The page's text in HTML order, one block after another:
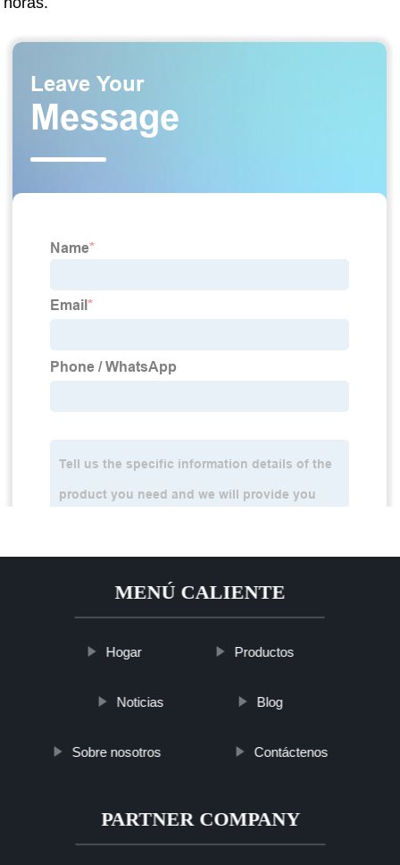
MENÚ CALIENTE
Hogar Productos
Noticias Blog
Sobre nosotros Contáctenos
PARTNER COMPANY